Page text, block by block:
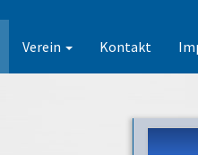
Verein Kontakt